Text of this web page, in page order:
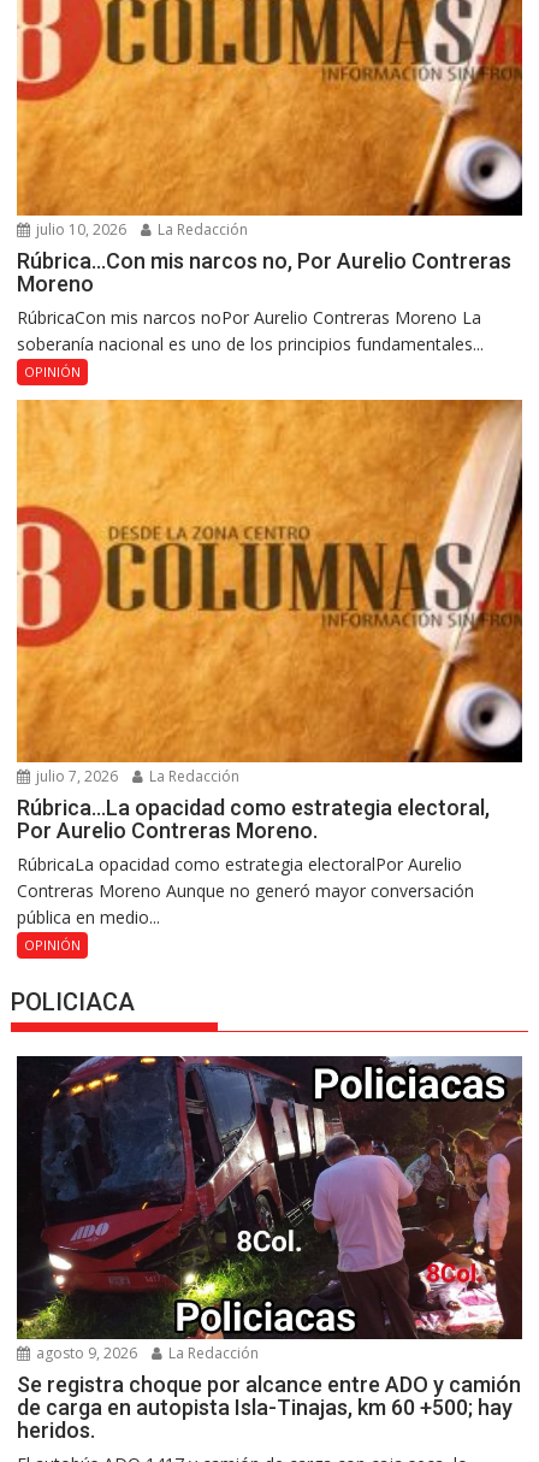
julio 10, 2026 La Redacción
Rúbrica…Con mis narcos no, Por Aurelio Contreras
Moreno
RúbricaCon mis narcos noPor Aurelio Contreras Moreno La
soberanía nacional es uno de los principios fundamentales...
OPINIÓN
julio 7, 2026 La Redacción
Rúbrica…La opacidad como estrategia electoral,
Por Aurelio Contreras Moreno.
RúbricaLa opacidad como estrategia electoralPor Aurelio
Contreras Moreno Aunque no generó mayor conversación
pública en medio...
OPINIÓN
POLICIACA
agosto 9, 2026 La Redacción
Se registra choque por alcance entre ADO y camión
de carga en autopista Isla-Tinajas, km 60 +500; hay
heridos.